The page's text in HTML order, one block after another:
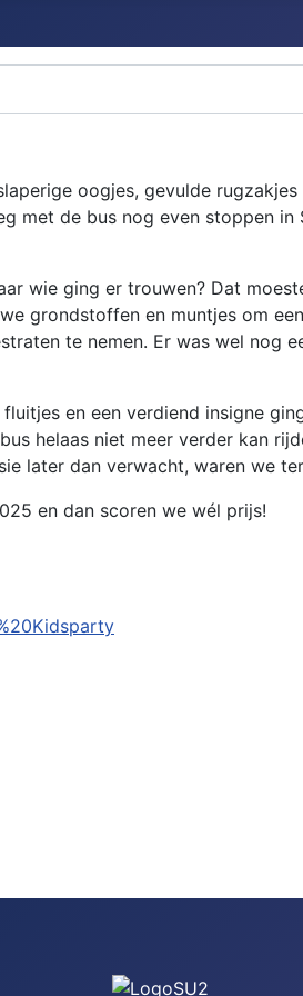
oogjes, gevulde
met de bus nog even stoppen
wie ging er trouwen? Dat
grondstoffen en muntjes om
te nemen. Er was wel
en een verdiend insigne
helaas niet meer verder kan
later dan verwacht, waren we
en dan scoren we wél prijs!